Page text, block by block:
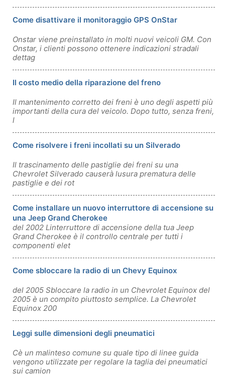
Come disattivare il monitoraggio GPS OnStar
Onstar viene preinstallato in molti nuovi veicoli GM. Con
Onstar, i clienti possono ottenere indicazioni stradali
dettag
Il costo medio della riparazione del freno
Il mantenimento corretto dei freni è uno degli aspetti più
importanti della cura del veicolo. Dopo tutto, senza freni,
l
Come risolvere i freni incollati su un Silverado
Il trascinamento delle pastiglie dei freni su una
Chevrolet Silverado causerà lusura prematura delle
pastiglie e dei rot
Come installare un nuovo interruttore di accensione su
una Jeep Grand Cherokee
del 2002 Linterruttore di accensione della tua Jeep
Grand Cherokee è il controllo centrale per tutti i
componenti elet
Come sbloccare la radio di un Chevy Equinox
del 2005 Sbloccare la radio in un Chevrolet Equinox del
2005 è un compito piuttosto semplice. La Chevrolet
Equinox 200
Leggi sulle dimensioni degli pneumatici
Cè un malinteso comune su quale tipo di linee guida
vengono utilizzate per regolare la taglia dei pneumatici
sui camion